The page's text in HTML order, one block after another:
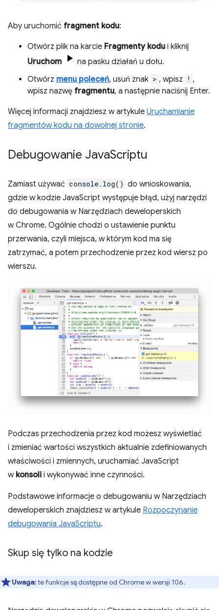
Aby uruchomić fragment kodu:
Otwórz plik na karcie Fragmenty kodu i kliknij
Uruchom
na pasku działań u dołu.
Otwórz menu poleceń, usuń znak > , wpisz ! ,
wpisz nazwę fragmentu, a następnie naciśnij Enter.
Więcej informacji znajdziesz w artykule Uruchamianie
fragmentów kodu na dowolnej stronie.
Debugowanie JavaScriptu
Zamiast używać console.log() do wnioskowania,
gdzie w kodzie JavaScript występuje błąd, użyj narzędzi
do debugowania w Narzędziach deweloperskich
w Chrome. Ogólnie chodzi o ustawienie punktu
przerwania, czyli miejsca, w którym kod ma się
zatrzymać, a potem przechodzenie przez kod wiersz po
wierszu.
Podczas przechodzenia przez kod możesz wyświetlać
i zmieniać wartości wszystkich aktualnie zdefiniowanych
właściwości i zmiennych, uruchamiać JavaScript
w konsoli i wykonywać inne czynności.
Podstawowe informacje o debugowaniu w Narzędziach
deweloperskich znajdziesz w artykule Rozpoczynanie
debugowania JavaScriptu.
Skup się tylko na kodzie
Uwaga:te funkcje są dostępne od Chrome w wersji 106.